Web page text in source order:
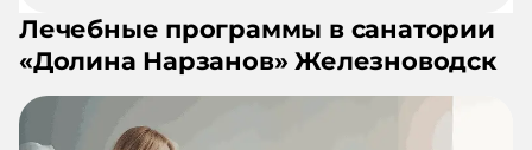
Лечебные программы в санатории
«Долина Нарзанов» Железноводск